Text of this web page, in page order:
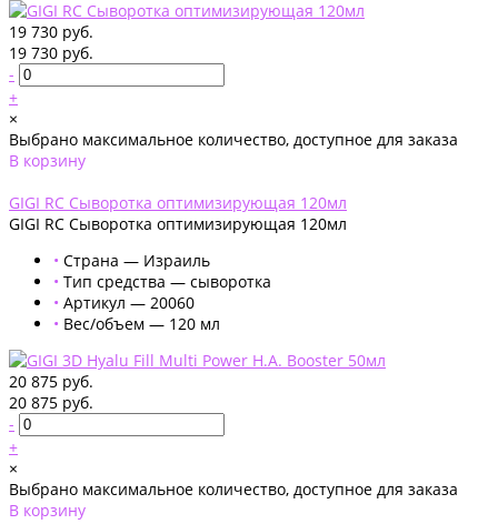
19 730 руб.
19 730 руб.
-
+
×
Выбрано максимальное количество, доступное для заказа
В корзину
GIGI RC Сыворотка оптимизирующая 120мл
GIGI RC Сыворотка оптимизирующая 120мл
• Страна — Израиль
• Тип средства — сыворотка
• Артикул — 20060
• Вес/объем — 120 мл
20 875 руб.
20 875 руб.
-
+
×
Выбрано максимальное количество, доступное для заказа
В корзину